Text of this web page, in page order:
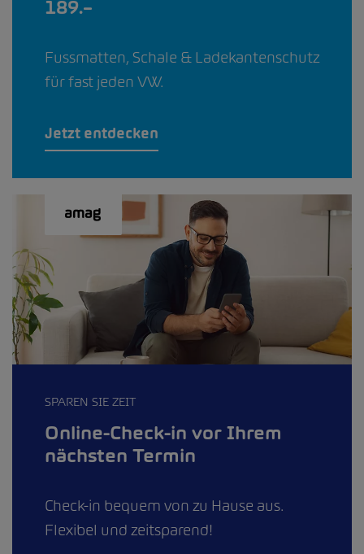
189.–
Fussmatten, Schale & Ladekantenschutz
für fast jeden VW.
Jetzt entdecken
SPAREN SIE ZEIT
Online-Check-in vor Ihrem
nächsten Termin
Check-in bequem von zu Hause aus.
Flexibel und zeitsparend!